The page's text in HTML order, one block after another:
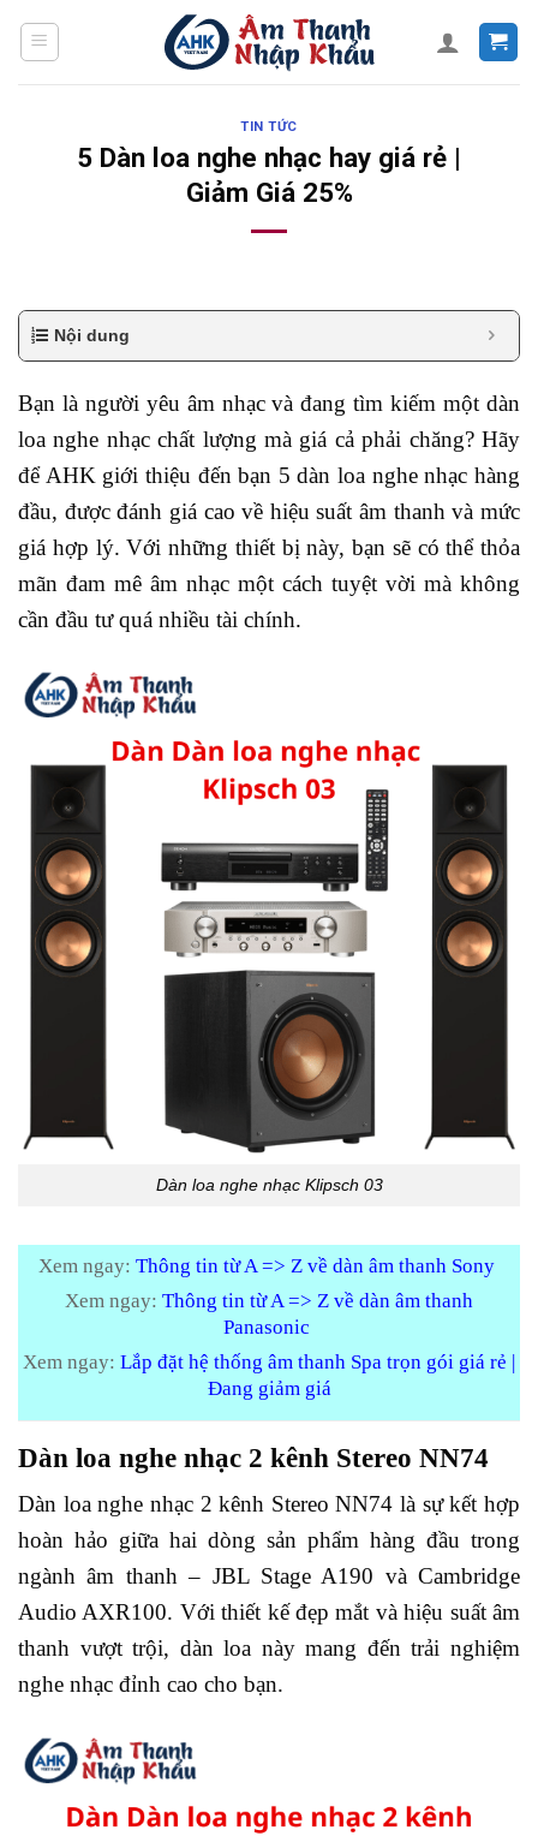
TIN TỨC
5 Dàn loa nghe nhạc hay giá rẻ |
Giảm Giá 25%
Nội dung
Bạn là người yêu âm nhạc và đang tìm kiếm một dàn
loa nghe nhạc chất lượng mà giá cả phải chăng? Hãy
để AHK giới thiệu đến bạn 5 dàn loa nghe nhạc hàng
đầu, được đánh giá cao về hiệu suất âm thanh và mức
giá hợp lý. Với những thiết bị này, bạn sẽ có thể thỏa
mãn đam mê âm nhạc một cách tuyệt vời mà không
cần đầu tư quá nhiều tài chính.
Dàn loa nghe nhạc Klipsch 03
Xem ngay: Thông tin từ A => Z về dàn âm thanh Sony
Xem ngay: Thông tin từ A => Z về dàn âm thanh
Panasonic
Xem ngay: Lắp đặt hệ thống âm thanh Spa trọn gói giá rẻ |
Đang giảm giá
Dàn loa nghe nhạc 2 kênh Stereo NN74
Dàn loa nghe nhạc 2 kênh Stereo NN74 là sự kết hợp
hoàn hảo giữa hai dòng sản phẩm hàng đầu trong
ngành âm thanh – JBL Stage A190 và Cambridge
Audio AXR100. Với thiết kế đẹp mắt và hiệu suất âm
thanh vượt trội, dàn loa này mang đến trải nghiệm
nghe nhạc đỉnh cao cho bạn.